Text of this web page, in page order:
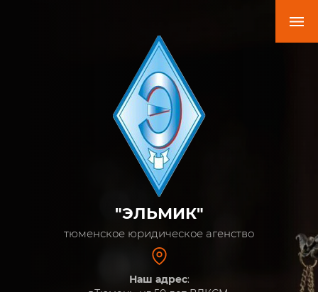
"ЭЛЬМИК"
тюменское юридическое агенство
Наш адрес: